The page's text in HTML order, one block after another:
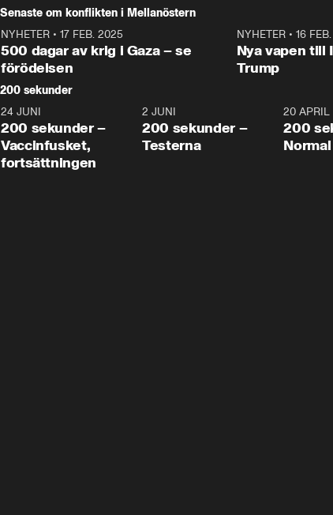
Senaste om konflikten i Mellanöstern
NYHETER • 17 FEB. 2025
500 dagar av krig i Gaza – se
förödelsen
NYHETER• 16
Nya vapen till
Trump
200 sekunder
5:00
24 JUNI
200 sekunder –
Vaccinfusket,
fortsättningen
4:23
2 JUNI
200 sekunder –
Testerna
20 APRIL
200
Normal